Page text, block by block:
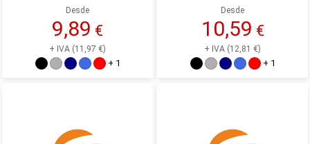
Desde
9,89 €
+ IVA (11,97 €)
+ 1
Desde
10,59 €
+ IVA (12,81 €)
+ 1